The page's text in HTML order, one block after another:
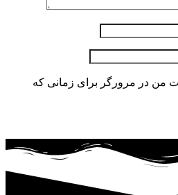
من در مرورگر برای زمانی که